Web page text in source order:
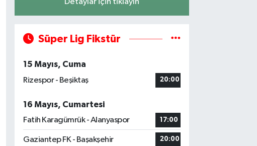
Süper Lig Fikstür
15 Mayıs, Cuma
Rizespor - Beşiktaş
20:00
16 Mayıs, Cumartesi
Fatih Karagümrük - Alanyaspor
17:00
Gaziantep FK - Başakşehir 20:00